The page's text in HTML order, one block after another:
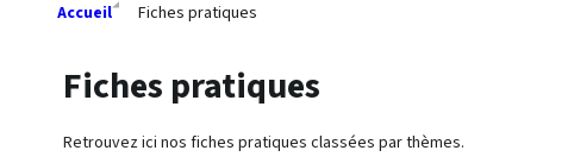
Accueil Fiches pratiques
Fiches pratiques
Retrouvez ici nos fiches pratiques classées par thèmes.